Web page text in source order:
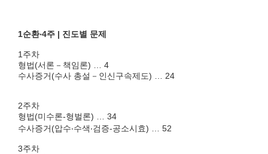
1순환‧4주 | 진도별 문제
1주차
형법(서론－책임론) … 4
수사증거(수사 총설－인신구속제도) … 24
2주차
형법(미수론-형벌론) … 34
수사증거(압수‧수색‧검증-공소시효) … 52
3주차